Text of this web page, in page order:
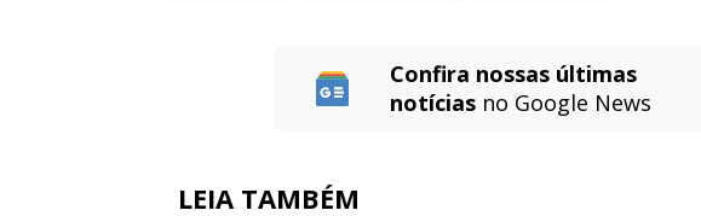
Confira nossas últimas
notícias no Google News
LEIA TAMBÉM